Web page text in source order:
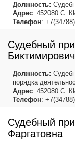
Должность:
Адрес: 452080 С.
Телефон:
Судебный
Биктимирович
Должность:
порядка
Адрес: 452080 С.
Телефон:
Судебный
Фаргатовна